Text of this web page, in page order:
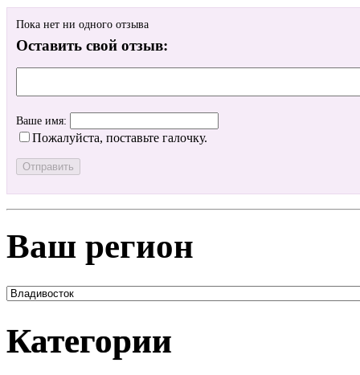
Пока нет ни одного отзыва
Оставить свой отзыв:
Ваше имя:
Пожалуйста, поставьте галочку.
Ваш регион
Категории